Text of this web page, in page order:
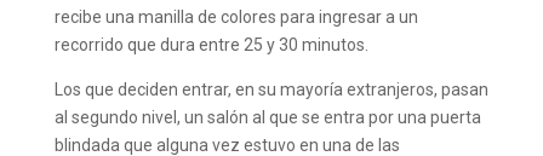
recibe una manilla de colores para ingresar a un
recorrido que dura entre 25 y 30 minutos.
Los que deciden entrar, en su mayoría extranjeros, pasan
al segundo nivel, un salón al que se entra por una puerta
blindada que alguna vez estuvo en una de las